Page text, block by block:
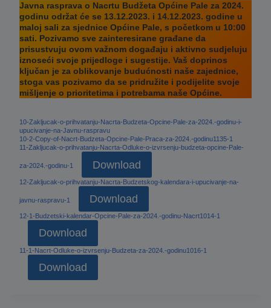
Javna rasprava o Nacrtu Budžeta Općine Pale za 2024.
godinu održat će se 13.12.2023. i 14.12.2023. godine u
maloj sali za sjednice Općine Pale, s početkom u 10:00
sati. Pozivamo sve zainteresirane građane da
prisustvuju ovom važnom događaju i aktivno sudjeluju
iznoseći svoje prijedloge i sugestije. Vaš doprinos
ključan je za oblikovanje budućnosti naše zajednice,
stoga vas pozivamo da se pridružite i podijelite svoje
mišljenje o prioritetima i potrebama naše Općine.
10-Zakljucak-o-prihvatanju-Nacrta-Budzeta-Opcine-Pale-za-2024.-godinu-i-
upucivanje-na-Javnu-raspravu
10-2-Copy-of-Nacrt-Budzeta-Opcine-Pale-Praca-za-2024.-godinu1135-1
11-Zakljucak-o-prihvatanju-Nacrta-Odluke-o-izvrsenju-budzeta-opcine-Pale-
za-2024.-godinu-1 Download
12-Zakljucak-o-prihvatanju-Nacrta-Budzetskog-kalendara-i-upucivanje-na-
javnu-raspravu-1 Download
12-1-Budzetski-kalendar-Opcine-Pale-za-2024.-godinu-Nacrt1014-1
Download
11-1-Nacrt-Odluke-o-izvrsenju-Budzeta-za-2024.-godinu1016-1
Download